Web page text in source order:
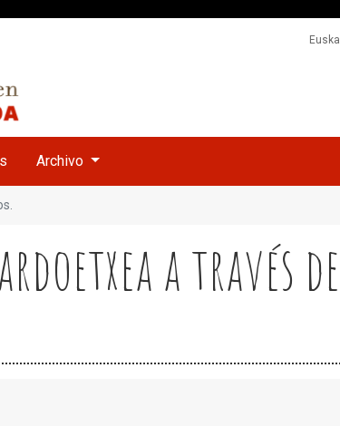
Archivo
a través de